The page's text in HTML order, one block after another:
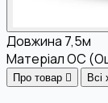
Довжина 7,5м
МатеріалOC
Про товар Всі